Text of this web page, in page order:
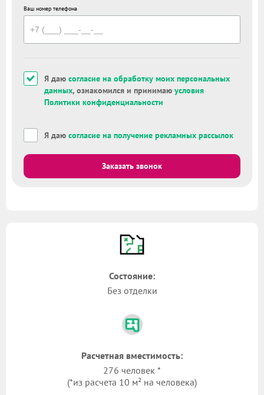
Ваш номер телефона
Я даю согласие на обработку моих персональных
данных, ознакомился и принимаю условия
Политики конфиденциальности
Я даю согласие на получение рекламных рассылок
Заказать звонок
Состояние:
Без отделки
Расчетная вместимость:
276 человек *
(*из расчета 10 м² на человека)